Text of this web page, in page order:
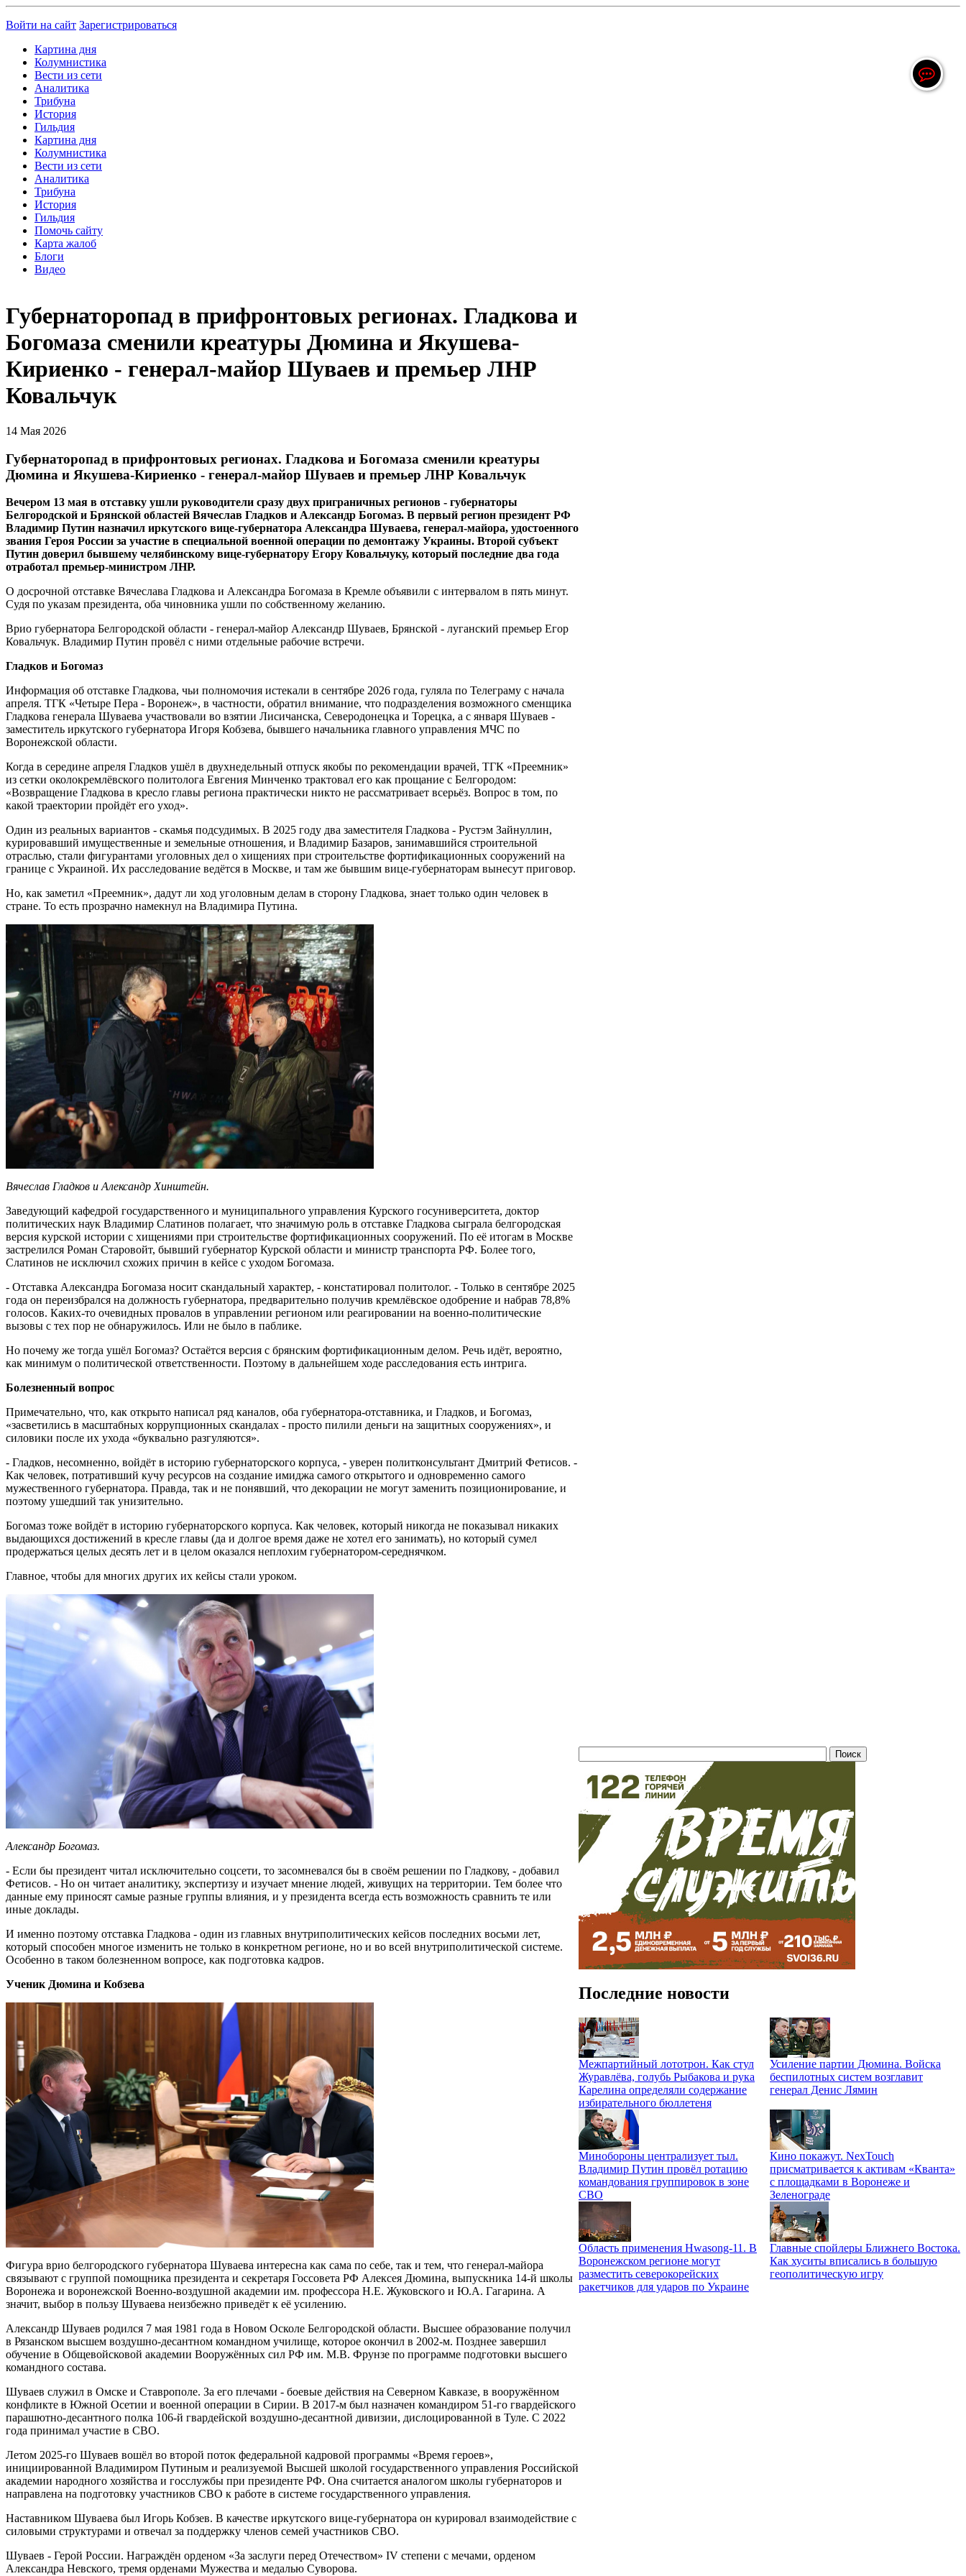
Войти на сайт Зарегистрироваться
Картина дня
Колумнистика
Вести из сети
Аналитика
Трибуна
История
Гильдия
Картина дня
Колумнистика
Вести из сети
Аналитика
Трибуна
История
Гильдия
Помочь сайту
Карта жалоб
Блоги
Видео
Губернаторопад в прифронтовых регионах. Гладкова и
Богомаза сменили креатуры Дюмина и Якушева-
Кириенко - генерал-майор Шуваев и премьер ЛНР
Ковальчук
14 Мая 2026
Губернаторопад в прифронтовых регионах. Гладкова и Богомаза сменили креатуры
Дюмина и Якушева-Кириенко - генерал-майор Шуваев и премьер ЛНР Ковальчук
Вечером 13 мая в отставку ушли руководители сразу двух приграничных регионов - губернаторы
Белгородской и Брянской областей Вячеслав Гладков и Александр Богомаз. В первый регион президент РФ
Владимир Путин назначил иркутского вице-губернатора Александра Шуваева, генерал-майора, удостоенного
звания Героя России за участие в специальной военной операции по демонтажу Украины. Второй субъект
Путин доверил бывшему челябинскому вице-губернатору Егору Ковальчуку, который последние два года
отработал премьер-министром ЛНР.
О досрочной отставке Вячеслава Гладкова и Александра Богомаза в Кремле объявили с интервалом в пять минут.
Судя по указам президента, оба чиновника ушли по собственному желанию.
Врио губернатора Белгородской области - генерал-майор Александр Шуваев, Брянской - луганский премьер Егор
Ковальчук. Владимир Путин провёл с ними отдельные рабочие встречи.
Гладков и Богомаз
Информация об отставке Гладкова, чьи полномочия истекали в сентябре 2026 года, гуляла по Телеграму с начала
апреля. ТГК «Четыре Пера - Воронеж», в частности, обратил внимание, что подразделения возможного сменщика
Гладкова генерала Шуваева участвовали во взятии Лисичанска, Северодонецка и Торецка, а с января Шуваев -
заместитель иркутского губернатора Игоря Кобзева, бывшего начальника главного управления МЧС по
Воронежской области.
Когда в середине апреля Гладков ушёл в двухнедельный отпуск якобы по рекомендации врачей, ТГК «Преемник»
из сетки околокремлёвского политолога Евгения Минченко трактовал его как прощание с Белгородом:
«Возвращение Гладкова в кресло главы региона практически никто не рассматривает всерьёз. Вопрос в том, по
какой траектории пройдёт его уход».
Один из реальных вариантов - скамья подсудимых. В 2025 году два заместителя Гладкова - Рустэм Зайнуллин,
курировавший имущественные и земельные отношения, и Владимир Базаров, занимавшийся строительной
отраслью, стали фигурантами уголовных дел о хищениях при строительстве фортификационных сооружений на
границе с Украиной. Их расследование ведётся в Москве, и там же бывшим вице-губернаторам вынесут приговор.
Но, как заметил «Преемник», дадут ли ход уголовным делам в сторону Гладкова, знает только один человек в
стране. То есть прозрачно намекнул на Владимира Путина.
Вячеслав Гладков и Александр Хинштейн.
Заведующий кафедрой государственного и муниципального управления Курского госуниверситета, доктор
политических наук Владимир Слатинов полагает, что значимую роль в отставке Гладкова сыграла белгородская
версия курской истории с хищениями при строительстве фортификационных сооружений. По её итогам в Москве
застрелился Роман Старовойт, бывший губернатор Курской области и министр транспорта РФ. Более того,
Слатинов не исключил схожих причин в кейсе с уходом Богомаза.
- Отставка Александра Богомаза носит скандальный характер, - констатировал политолог. - Только в сентябре 2025
года он переизбрался на должность губернатора, предварительно получив кремлёвское одобрение и набрав 78,8%
голосов. Каких-то очевидных провалов в управлении регионом или реагировании на военно-политические
вызовы с тех пор не обнаружилось. Или не было в паблике.
Но почему же тогда ушёл Богомаз? Остаётся версия с брянским фортификационным делом. Речь идёт, вероятно,
как минимум о политической ответственности. Поэтому в дальнейшем ходе расследования есть интрига.
Болезненный вопрос
Примечательно, что, как открыто написал ряд каналов, оба губернатора-отставника, и Гладков, и Богомаз,
«засветились в масштабных коррупционных скандалах - просто пилили деньги на защитных сооружениях», и
силовики после их ухода «буквально разгуляются».
- Гладков, несомненно, войдёт в историю губернаторского корпуса, - уверен политконсультант Дмитрий Фетисов. -
Как человек, потративший кучу ресурсов на создание имиджа самого открытого и одновременно самого
мужественного губернатора. Правда, так и не понявший, что декорации не могут заменить позиционирование, и
поэтому ушедший так унизительно.
Богомаз тоже войдёт в историю губернаторского корпуса. Как человек, который никогда не показывал никаких
выдающихся достижений в кресле главы (да и долгое время даже не хотел его занимать), но который сумел
продержаться целых десять лет и в целом оказался неплохим губернатором-середнячком.
Главное, чтобы для многих других их кейсы стали уроком.
Александр Богомаз.
- Если бы президент читал исключительно соцсети, то засомневался бы в своём решении по Гладкову, - добавил
Фетисов. - Но он читает аналитику, экспертизу и изучает мнение людей, живущих на территории. Тем более что
данные ему приносят самые разные группы влияния, и у президента всегда есть возможность сравнить те или
иные доклады.
И именно поэтому отставка Гладкова - один из главных внутриполитических кейсов последних восьми лет,
который способен многое изменить не только в конкретном регионе, но и во всей внутриполитической системе.
Особенно в таком болезненном вопросе, как подготовка кадров.
Ученик Дюмина и Кобзева
Фигура врио белгородского губернатора Шуваева интересна как сама по себе, так и тем, что генерал-майора
связывают с группой помощника президента и секретаря Госсовета РФ Алексея Дюмина, выпускника 14-й школы
Воронежа и воронежской Военно-воздушной академии им. профессора Н.Е. Жуковского и Ю.А. Гагарина. А
значит, выбор в пользу Шуваева неизбежно приведёт к её усилению.
Александр Шуваев родился 7 мая 1981 года в Новом Осколе Белгородской области. Высшее образование получил
в Рязанском высшем воздушно-десантном командном училище, которое окончил в 2002-м. Позднее завершил
обучение в Общевойсковой академии Вооружённых сил РФ им. М.В. Фрунзе по программе подготовки высшего
командного состава.
Шуваев служил в Омске и Ставрополе. За его плечами - боевые действия на Северном Кавказе, в вооружённом
конфликте в Южной Осетии и военной операции в Сирии. В 2017-м был назначен командиром 51-го гвардейского
парашютно-десантного полка 106-й гвардейской воздушно-десантной дивизии, дислоцированной в Туле. С 2022
года принимал участие в СВО.
Летом 2025-го Шуваев вошёл во второй поток федеральной кадровой программы «Время героев»,
инициированной Владимиром Путиным и реализуемой Высшей школой государственного управления Российской
академии народного хозяйства и госслужбы при президенте РФ. Она считается аналогом школы губернаторов и
направлена на подготовку участников СВО к работе в системе государственного управления.
Наставником Шуваева был Игорь Кобзев. В качестве иркутского вице-губернатора он курировал взаимодействие с
силовыми структурами и отвечал за поддержку членов семей участников СВО.
Шуваев - Герой России. Награждён орденом «За заслуги перед Отечеством» IV степени с мечами, орденом
Александра Невского, тремя орденами Мужества и медалью Суворова.
Последние новости
Межпартийный лототрон. Как стул
Журавлёва, голубь Рыбакова и рука
Карелина определяли содержание
избирательного бюллетеня
Усиление партии Дюмина. Войска
беспилотных систем возглавит
генерал Денис Лямин
Минобороны централизует тыл.
Владимир Путин провёл ротацию
командования группировок в зоне
СВО
Кино покажут. NexTouch
присматривается к активам «Кванта»
с площадками в Воронеже и
Зеленограде
Область применения Hwasong-11. В
Воронежском регионе могут
разместить северокорейских
ракетчиков для ударов по Украине
Главные спойлеры Ближнего Востока.
Как хуситы вписались в большую
геополитическую игру